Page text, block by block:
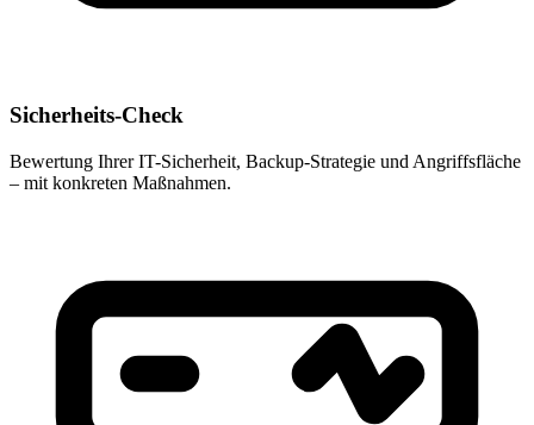
Sicherheits-Check
Bewertung Ihrer IT-Sicherheit, Backup-Strategie und Angriffsfläche
– mit konkreten Maßnahmen.